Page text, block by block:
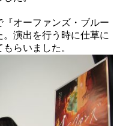
オーファンズ・ブルー
演出を行う時に仕草に
らいました。